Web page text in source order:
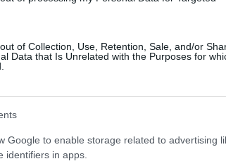
of Collection, Use, Retention, Sale, and/or
Data that Is Unrelated with the Purposes for
Google to enable storage related to advertising
identifiers in apps.
igazán A kis herceg
mutatja be a Kecskeméti Katona